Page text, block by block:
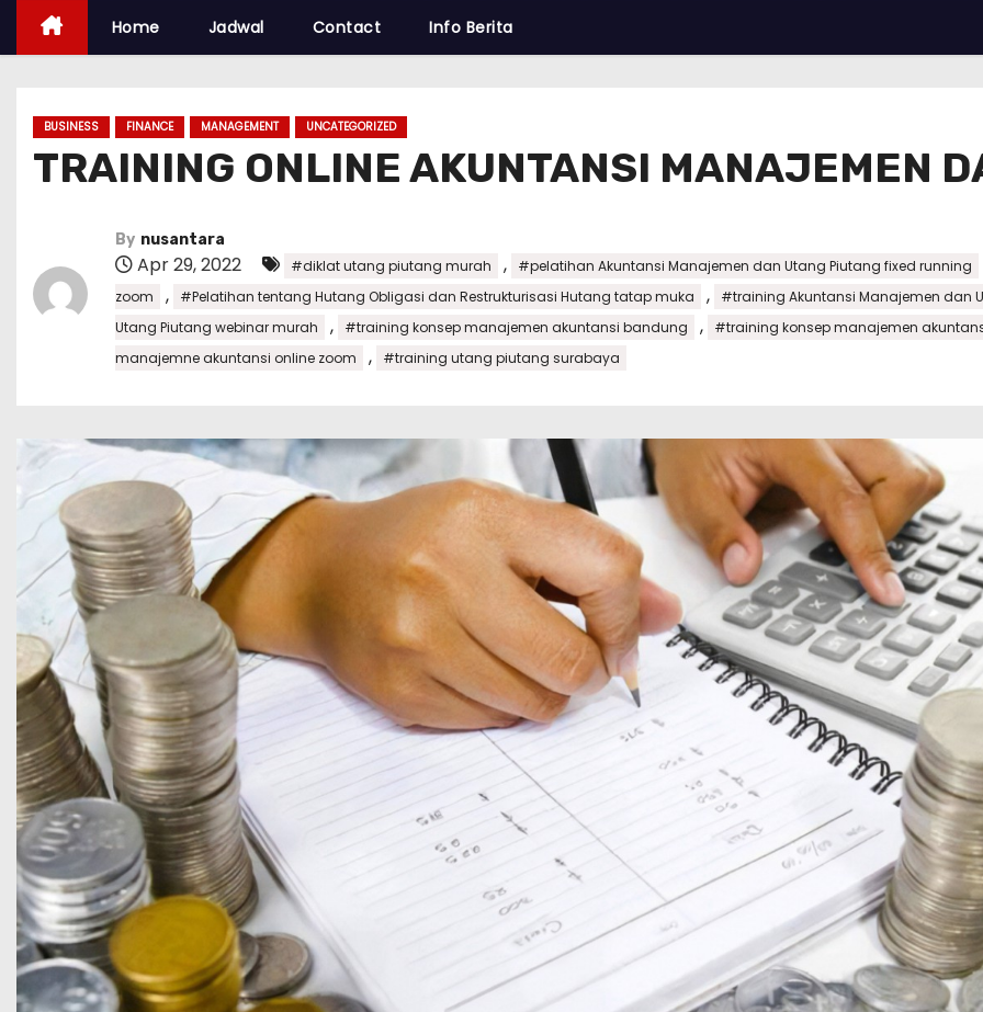
Home Jadwal Contact Info Berita
BUSINESS FINANCE MANAGEMENT UNCATEGORIZED
TRAINING ONLINE AKUNTANSI MANAJEMEN
By nusantara
Apr 29, 2022 #diklat utang piutang murah ,
#pelatihan Akuntansi Manajemen dan Utang Piutang fixed running
zoom
, #Pelatihan tentang Hutang Obligasi dan Restrukturisasi Hutang tatap muka ,
#training Akuntansi Manajemen dan
Utang Piutang webinar murah
, #training konsep manajemen akuntansi bandung ,
#training konsep manajemen
manajemne akuntansi online zoom
, #training utang piutang surabaya